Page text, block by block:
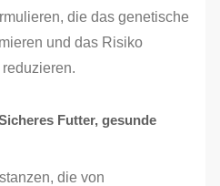
die das genetische
und das Risiko
Futter, gesunde
die von